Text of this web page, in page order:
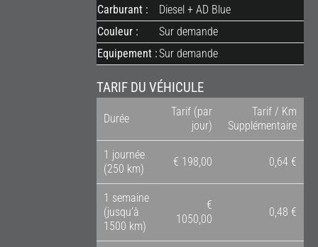
Carburant :
Diesel + AD Blue
Couleur :
Sur demande
Equipement :Sur demande
TARIF DU VÉHICULE
Durée
Tarif (par
jour)
Tarif / Km
Supplémentaire
1 journée
(250 km)
€ 198,00 0,64 €
1 semaine
(jusqu’à
1500 km)
€
1050,00
0,48 €